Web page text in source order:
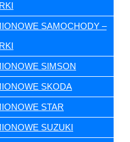
SAMOCHODY –
SIMSON
SKODA
STAR
SUZUKI